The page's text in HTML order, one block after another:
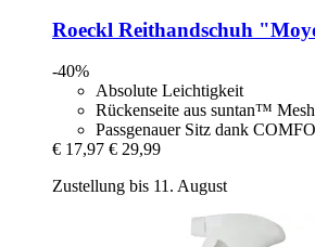
Roeckl Reithandschuh
-40%
Absolute Leichtigkeit
Rückenseite aus suntan™ Mesh
Passgenauer Sitz dank
€ 17,97 € 29,99
Zustellung bis 11. August